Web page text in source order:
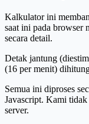
Kalkulator ini
saat ini pada browser
secara detail.
Detak jantung
(16 per menit)
Semua ini diproses
Javascript. Kami
server.